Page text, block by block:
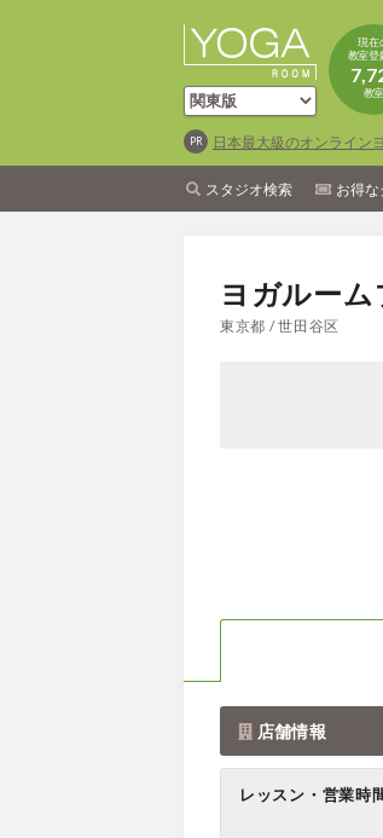
現在
教室登
教室
日本最大級のオンライン
スタジオ検索 お得
ヨガルー
東京都 / 世田谷区
店舗情報
レッスン・営業時